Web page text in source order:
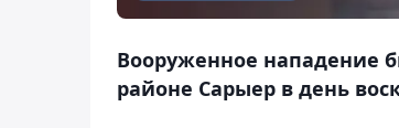
Вооруженное нападение
районе Сарыер в день